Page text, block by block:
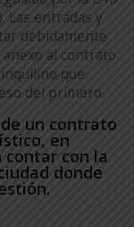
Las entradas y
debidamente
al contrato
que
del primero.
un contrato
en
contar con la
donde